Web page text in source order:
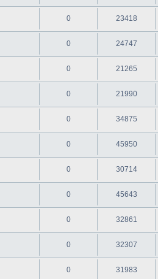
0 23418
0 24747
0 21265
0 21990
0 34875
0 45950
0 30714
0 45643
0 32861
0 32307
0 31983